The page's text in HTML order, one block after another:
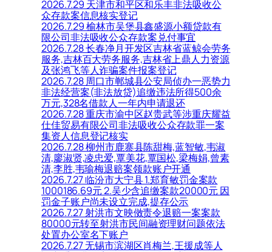
2026.7.29 天津市和平区和乐丰非法吸收公
众存款案信息核实登记
2026.7.29 榆林市吴堡县鑫盛源小额贷款有
限公司非法吸收公众存款案兑付事宜
2026.7.28 长春净月开发区吉林省蓝鲸会劳务
服务,吉林百大劳务服务,吉林省上鼎人力资源
及张鸿飞等人诈骗案件报案登记
2026.7.28 周口市郸城县公安局侦办一恶势力
非法经营案(非法放贷)追缴违法所得500余
万元,328名借款人一年内申请退还
2026.7.28 重庆市渝中区赵贵武等涉重庆耀益
仕佳贸易有限公司非法吸收公众存款罪一案
集资人信息登记核实
2026.7.28 柳州市鹿寨县陈甜梅,蓝智敏,韦淑
清,廖淑贤,凌忠爱,覃美花,覃国松,梁梅娟,曾素
清,李胜,韦瑜梅退赔案领款账户开通
2026.7.27 临汾市大宁县 1.郑育敏罚金案款
1000186.69元 2.吴少含追缴案款20000元 因
罚金子账户尚未设立完成,提存公示
2026.7.27 射洪市文映傚责令退赔一案案款
80000元转至射洪市民间融资理财问题依法
处置办公室名下账户
2026.7.27 无锡市滨湖区肖梅兰,王援成等人